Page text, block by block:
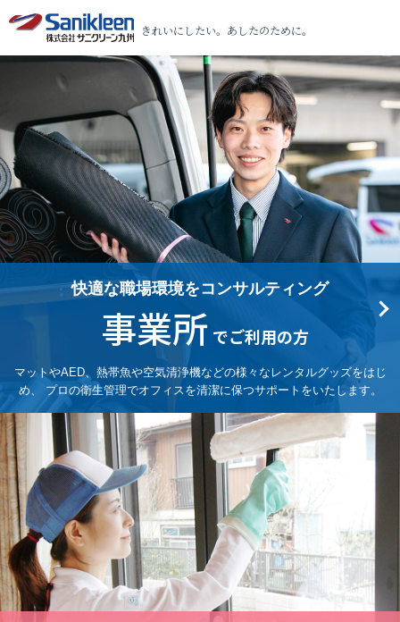
きれいにしたい。あしたのために。
快適な職場環境をコンサルティング
事業所 でご利用の方
マットやAED、熱帯魚や空気清浄機などの様々なレンタルグッズをはじ
め、
プロの衛生管理でオフィスを清潔に保つサポートをいたします。